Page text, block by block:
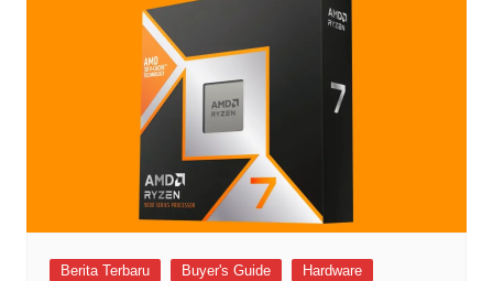
Berita Terbaru Buyer's Guide
Hardware